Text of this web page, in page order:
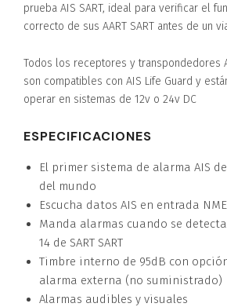
prueba AIS SART, ideal para verificar el
correcto de sus AART SART antes de un
Todos los receptores y transpondedores
son compatibles con AIS Life Guard y
operar en sistemas de 12v o 24v DC
ESPECIFICACIONES
El primer sistema de alarma AIS
del mundo
Escucha datos AIS en entrada
Manda alarmas cuando se
14 de SART SART
Timbre interno de 95dB con
alarma externa (no suministrado)
Alarmas audibles y visuales